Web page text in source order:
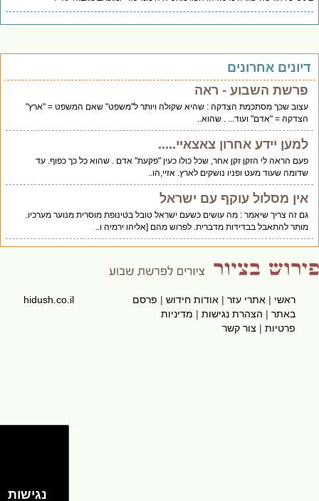
אחרונים
פרשת השבוע - ראה
עצוב שכך מסתכמת הצדקה : שהיא שקולה ויותר ל"משפט" שאם המשפט = "ארץ"
הצדקה = "אדם" ועוד... . שהוא..
למען יידע אחרון צאצאיי.....
פעם הראה לי הזקן זקן אחר, שכל כולו כעין "פקעת" אדם . שהוא כל כך כפוף. עד
שדומה שעוד מעט ופניו נושקים לארץ. אזיי,הו..
אין מסלול עוקף עם ישראל
גם זה צריך שיאמר : מה עושים כשעם ישראל טובל בטינופת מוסרית מנוער מערכיו.
מותר להתאבל בבדידות מדברית. לפרוש מהם [אליהו ירמיה ו..
ראשי|אתרי עזר|אודות חידוש|פרסם
באתר|הצהרת נגישות|מדיניות
פרטיות|צור קשר
hidush.co.il
נגישות